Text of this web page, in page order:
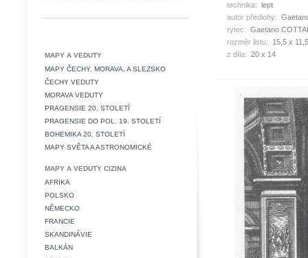
MAPY A VEDUTY
MAPY ČECHY, MORAVA, A SLEZSKO
ČECHY VEDUTY
MORAVA VEDUTY
PRAGENSIE 20. STOLETÍ
PRAGENSIE DO POL. 19. STOLETÍ
BOHEMIKA 20. STOLETÍ
MAPY SVĚTA A ASTRONOMICKÉ
MAPY A VEDUTY CIZINA
AFRIKA
POLSKO
NĚMECKO
FRANCIE
SKANDINÁVIE
BALKÁN
technika: lept
autor předlohy:
rytec: Gaetano
rozměr listu:
15,5 x 11,5
z díla: 20 x 14